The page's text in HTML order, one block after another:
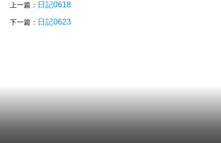
上一篇： 日記0618
下一篇： 日記0623